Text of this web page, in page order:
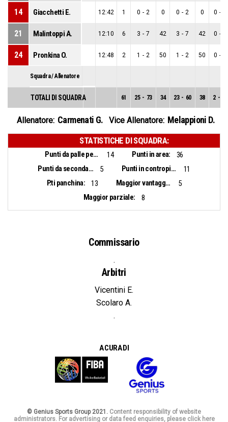
14 Giacchetti E. 12:42 1 0 - 2 0 0 - 2 0 0 -
21 Malintoppi A. 12:10 6 3 - 7 42 3 - 7 42 0 -
24 Pronkina O. 12:48 2 1 - 2 50 1 - 2 50 0 -
Squadra / Allenatore
TOTALI DI SQUADRA 61 25 - 73 34 23 - 60 38 2 -
Allenatore: Carmenati G. Vice Allenatore: Melappioni D.
STATISTICHE DI SQUADRA:
Punti da palle perse: 14 Punti in area:
36
Punti da seconda opportunità:
5 Punti in contropiede:
11
P.ti panchina:
13 Maggior vantaggio:
5
Maggior parziale:
8
Commissario
.
Arbitri
Vicentini E.
Scolaro A.
.
A CURA DI
© Genius Sports Group 2021. Content responsibility of website
administrators. For advertising or data feed enquiries, please click here